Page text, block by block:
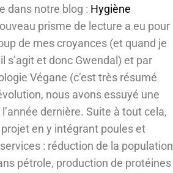
dans notre blog : Hygiène
prisme de lecture a eu pour
de mes croyances (et quand je
s’agit et donc Gwendal) et par
Végane (c’est très résumé
nous avons essuyé une
dernière. Suite à tout cela,
en y intégrant poules et
: réduction de la population
pétrole, production de protéines